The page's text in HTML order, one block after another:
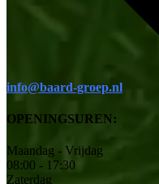
info@baard-groep.nl
OPENINGSUREN:
Maandag - Vrijdag
08:00 - 17:30
Zaterdag